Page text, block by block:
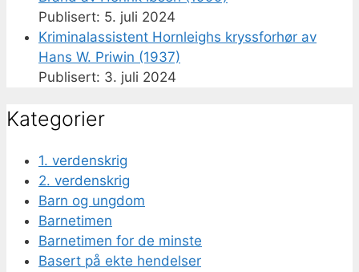
5. juli 2024
Kriminalassistent Hornleighs kryssforhør av
Hans W. Priwin (1937)
3. juli 2024
Kategorier
1. verdenskrig
2. verdenskrig
Barn og ungdom
Barnetimen
Barnetimen for de minste
Basert på ekte hendelser